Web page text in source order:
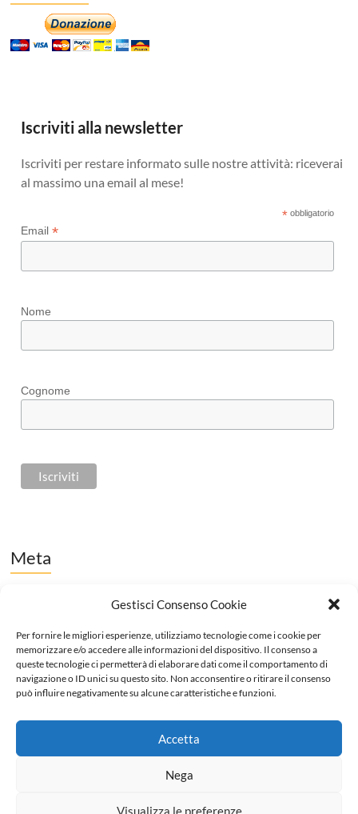
Gestisci Consenso Cookie
Per fornire le migliori esperienze, utilizziamo tecnologie come i cookie per
memorizzare e/o accedere alle informazioni del dispositivo. Il consenso a
queste tecnologie ci permetterà di elaborare dati come il comportamento di
navigazione o ID unici su questo sito. Non acconsentire o ritirare il consenso
può influire negativamente su alcune caratteristiche e funzioni.
Accetta
Nega
Visualizza le preferenze
Iscriviti alla newsletter
Iscriviti per restare informato sulle nostre attività: riceverai
al massimo una email al mese!
* obbligatorio
Email*
Nome
Cognome
Meta
Feed dei commenti
WordPress.org